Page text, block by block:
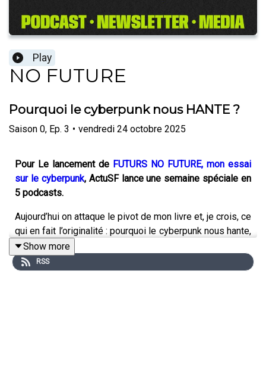
Play
NO FUTURE
Pourquoi le cyberpunk nous HANTE ?
Saison 0, Ep. 3 • vendredi 24 octobre 2025
Pour Le lancement de FUTURS NO FUTURE, mon essai
sur le cyberpunk, ActuSF lance une semaine spéciale en
5 podcasts.
Aujourd’hui on attaque le pivot de mon livre et, je crois, ce
qui en fait l’originalité : pourquoi le cyberpunk nous hante,
quelle est la puissance d’agir de ces futurs ringards et
pourtant actuels ?
Show more
RSS